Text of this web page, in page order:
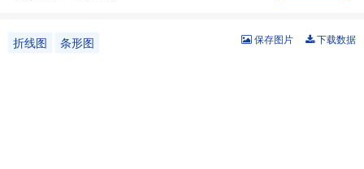
折线图 条形图 下载数据
保存图片